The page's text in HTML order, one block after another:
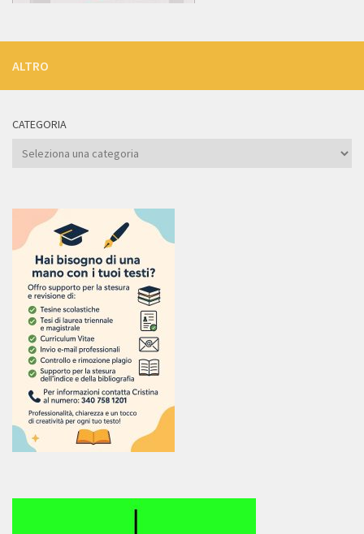
ALTRO
CATEGORIA
Categoria